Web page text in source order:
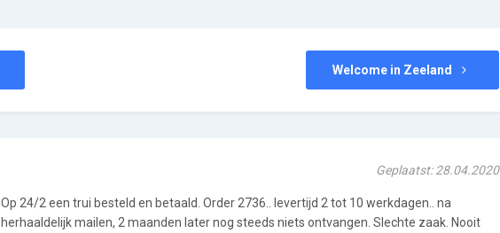
Welcome in Zeeland
Geplaatst: 28.04.2020
Op 24/2 een trui besteld en betaald. Order 2736.. levertijd 2 tot 10 werkdagen.. na
herhaaldelijk mailen, 2 maanden later nog steeds niets ontvangen. Slechte zaak. Nooit